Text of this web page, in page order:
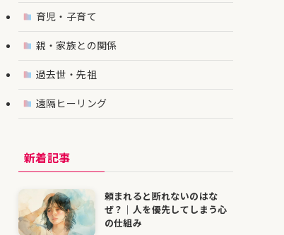
育児・子育て
親・家族との関係
過去世・先祖
遠隔ヒーリング
新着記事
頼まれると断れないのはな
ぜ？｜人を優先してしまう心
の仕組み